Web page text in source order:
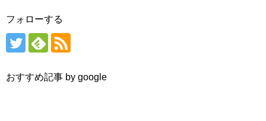
フォローする
おすすめ記事 by google